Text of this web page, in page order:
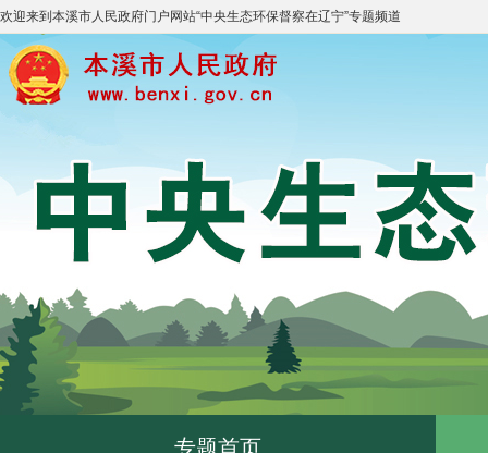
欢迎来到 本溪市人民政府门户网站“中央生态环保督察在辽宁”专题频道
专题首页